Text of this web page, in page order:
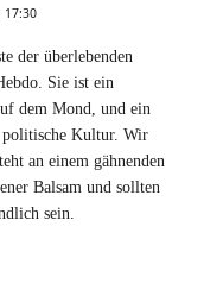
17:30
der überlebenden
Sie ist ein
dem Mond, und ein
politische Kultur. Wir
an einem gähnenden
Balsam und sollten
sein.